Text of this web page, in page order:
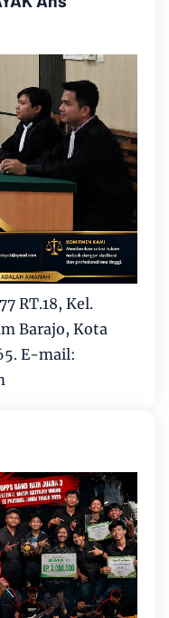
RT.18, Kel.
Barajo, Kota
E-mail: